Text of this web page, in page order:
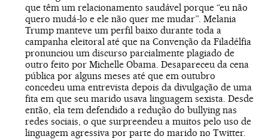
que têm um relacionamento saudável porque “eu não
quero mudá-lo e ele não quer me mudar”. Melania
Trump manteve um perfil baixo durante toda a
campanha eleitoral até que na Convenção da Filadélfia
pronunciou um discurso parcialmente plagiado de
outro feito por Michelle Obama. Desapareceu da cena
pública por alguns meses até que em outubro
concedeu uma entrevista depois da divulgação de uma
fita em que seu marido usava linguagem sexista. Desde
então, ela tem defendido a redução do bullying nas
redes sociais, o que surpreendeu a muitos pelo uso de
linguagem agressiva por parte do marido no Twitter.